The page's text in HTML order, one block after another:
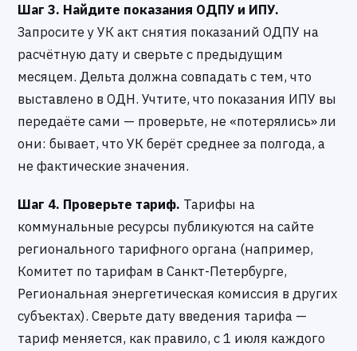
Шаг 3. Найдите показания ОДПУ и ИПУ.
Запросите у УК акт снятия показаний ОДПУ на
расчётную дату и сверьте с предыдущим
месяцем. Дельта должна совпадать с тем, что
выставлено в ОДН. Учтите, что показания ИПУ вы
передаёте сами — проверьте, не «потерялись» ли
они: бывает, что УК берёт среднее за полгода, а
не фактические значения.
Шаг 4. Проверьте тариф. Тарифы на
коммунальные ресурсы публикуются на сайте
регионального тарифного органа (например,
Комитет по тарифам в Санкт-Петербурге,
Региональная энергетическая комиссия в других
субъектах). Сверьте дату введения тарифа —
тариф меняется, как правило, с 1 июля каждого